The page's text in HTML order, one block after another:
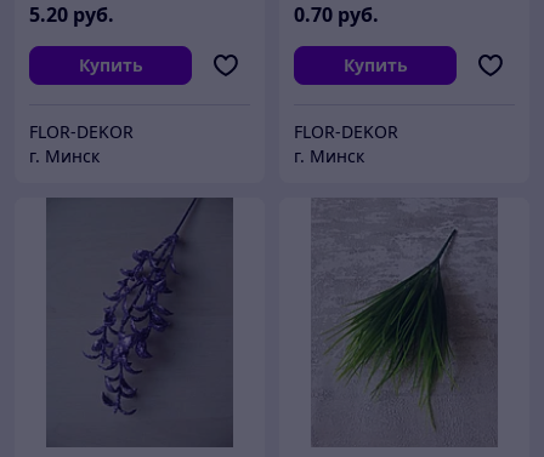
5.20 руб.
Купить
FLOR-DEKOR
г. Минск
0.70 руб.
Купить
FLOR-DEKOR
г. Минск